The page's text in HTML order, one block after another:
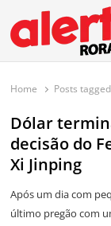
conteúdo
O maior
O Alerta Roraima é
e todo o estado de
Home Posts
Dólar
decisão do
Xi Jinping
Após um dia com
último pregão com